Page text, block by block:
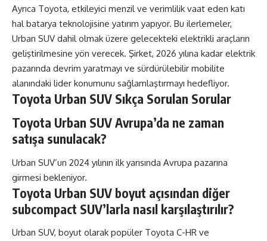
Ayrıca Toyota, etkileyici menzil ve verimlilik vaat eden katı
hal batarya teknolojisine yatırım yapıyor. Bu ilerlemeler,
Urban SUV dahil olmak üzere gelecekteki elektrikli araçların
geliştirilmesine yön verecek. Şirket, 2026 yılına kadar elektrik
pazarında devrim yaratmayı ve sürdürülebilir mobilite
alanındaki lider konumunu sağlamlaştırmayı hedefliyor.
Toyota Urban SUV Sıkça Sorulan Sorular
Toyota Urban SUV Avrupa’da ne zaman
satışa sunulacak?
Urban SUV’un 2024 yılının ilk yarısında Avrupa pazarına
girmesi bekleniyor.
Toyota Urban SUV boyut açısından diğer
subcompact SUV’larla nasıl karşılaştırılır?
Urban SUV, boyut olarak popüler Toyota C-HR ve